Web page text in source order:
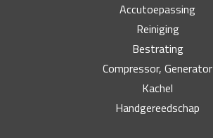
Accutoepassing
Reiniging
Bestrating
Compressor, Generator
Kachel
Handgereedschap